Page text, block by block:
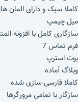
کاملا سبک و دارای المان
میل چیمپ
سازگاری کامل با افزونه
فرم تماس 7
بوت استرپ
وبلاگ آماده
کاملا فارسی سازی شده
سازگار با تمامی مرورگرها